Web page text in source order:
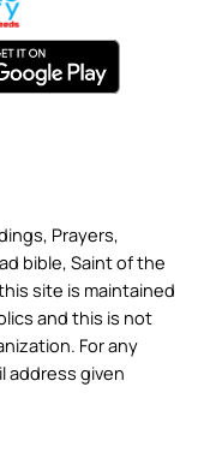
Prayers,
bible, Saint of the
site is maintained
and this is not
For any
address given